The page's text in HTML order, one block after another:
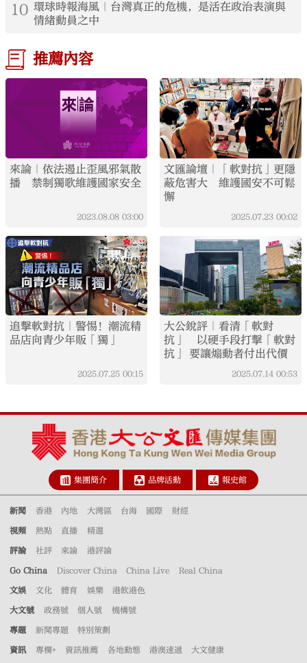
10 環球時報海風｜台灣真正的危機，是活在政治表演與
情緒動員之中
推薦內容
來論｜依法遏止歪風邪氣散
播 禁制獨歌維護國家安全
2023.08.08 03:00
文匯論壇｜「軟對抗」更隱
蔽危害大 維護國安不可鬆
懈
2025.07.23 00:02
追擊軟對抗｜警惕！潮流精
品店向青少年販「獨」
2025.07.25 00:15
大公銳評｜看清「軟對
抗」 以硬手段打擊「軟對
抗」 要讓煽動者付出代價
2025.07.14 00:53
集團簡介 品牌活動 報史館
新聞 香港 內地 大灣區 台海 國際 財經
視頻 熱點 直播 精選
評論 社評 來論 港評論
Go China Discover China China Live Real China
文娛 文化 體育 娛樂 港飲港色
大文號 政務號 個人號 機構號
專題 新聞專題 特別策劃
資訊 專欄+ 資訊推薦 各地動態 港澳速遞 大文健康